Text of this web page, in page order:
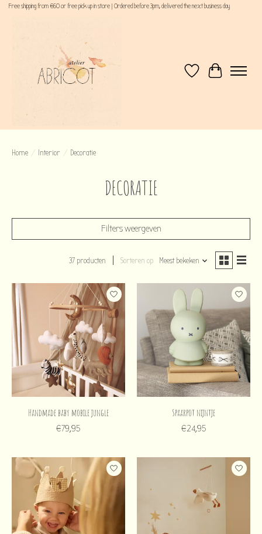
Free shipping from €60 or free pick up in store | Ordered before 3pm, delivered the next business day
VerlanglijstWinkelwagen
Home / Interior / Decoratie
DECORATIE
Filters weergeven
37 producten Sorteren op Meest bekeken
Handmade baby mobile jungle
€79,95
Spaarpot nijntje
€24,95